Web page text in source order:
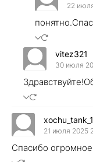
22
vitez321
30 июля
xochu_tank_1
21 июля 2025
Спасибо огромное